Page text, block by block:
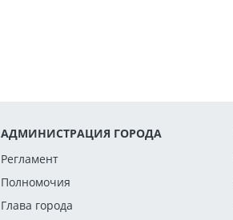
АДМИНИСТРАЦИЯ ГОРОДА
Регламент
Полномочия
Глава города